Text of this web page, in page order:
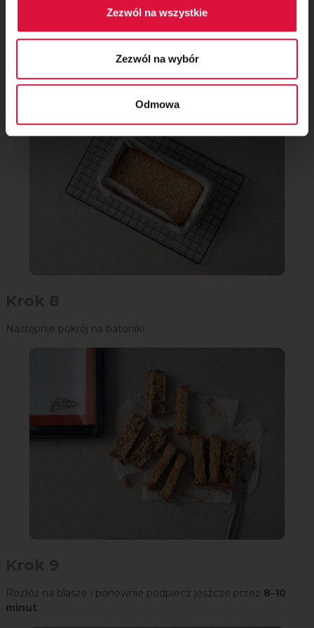
Zezwól na wszystkie
Zezwól na wybór
Odmowa
Krok 7
w temperaturze170°C
Następnie pokrój na batoniki.
Rozłóż na blasze i ponownie podpiecz jeszcze przez 8-10
minut